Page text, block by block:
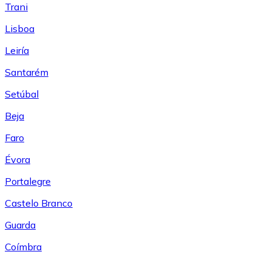
Trani
Lisboa
Leiría
Santarém
Setúbal
Beja
Faro
Évora
Portalegre
Castelo Branco
Guarda
Coímbra